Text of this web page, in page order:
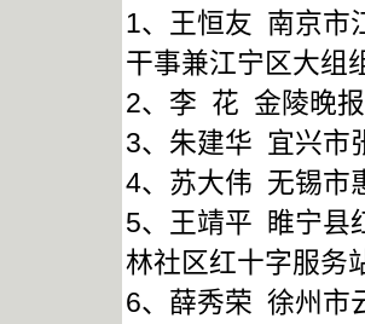
1、王恒友 南京市
干事兼江宁区大组
2、李 花 金陵晚
3、朱建华 宜兴市
4、苏大伟 无锡市
5、王靖平 睢宁县
林社区红十字服务
6、薛秀荣 徐州市